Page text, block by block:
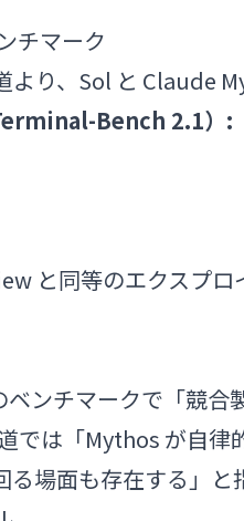
チマーク
り、Sol と Claude
Bench 2.1）:
と同等のエクスプロ
ンチマークで「競
では「Mythos が自
場面も存在する」と